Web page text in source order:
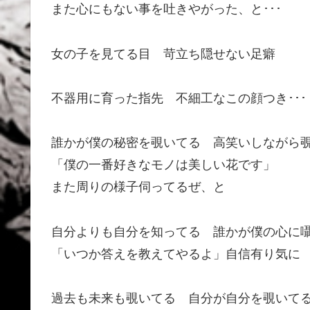
また心にもない事を吐きやがった、と･･･
女の子を見てる目 苛立ち隠せない足癖
不器用に育った指先 不細工なこの顔つき･･･
誰かが僕の秘密を覗いてる 高笑いしながら
「僕の一番好きなモノは美しい花です」
また周りの様子伺ってるぜ、と
自分よりも自分を知ってる 誰かが僕の心に
「いつか答えを教えてやるよ」自信有り気に
過去も未来も覗いてる 自分が自分を覗いて